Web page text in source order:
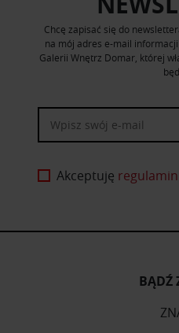
Chcę zapisać się do
na mój adres e-mail
Galerii Wnętrz Domar, której
Akceptuję regulamin
BĄDŹ